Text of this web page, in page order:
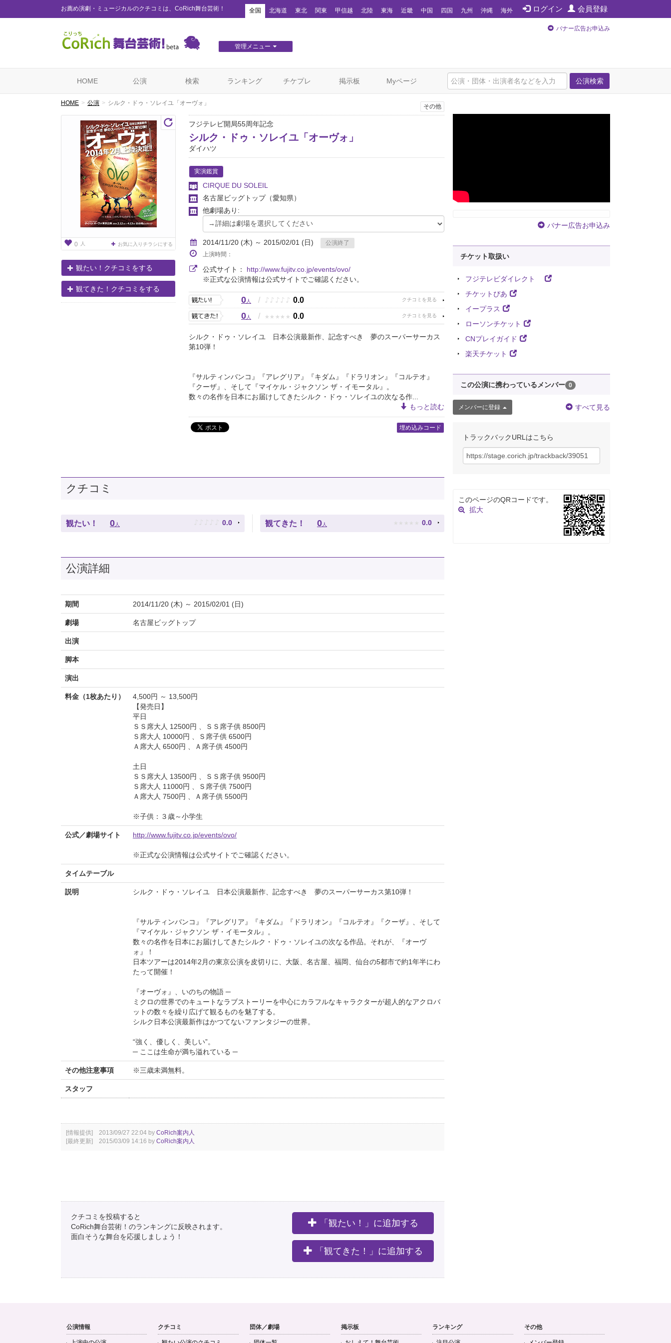
お薦め演劇・ミュージカルのクチコミは、CoRich舞台芸術！ ログイン 会員登録
全国 北海道 東北 関東 甲信越 北陸 東海 近畿 中国 四国 九州 沖縄 海外
管理メニュー
バナー広告お申込み
公演検索
HOME 公演 検索 ランキング チケプレ 掲示板 Myページ
HOME 公演 シルク・ドゥ・ソレイユ「オーヴォ」
0 人 お気に入りチラシにする
観たい！クチコミをする
観てきた！クチコミをする
その他
フジテレビ開局55周年記念
シルク・ドゥ・ソレイユ「オーヴォ」
ダイハツ
実演鑑賞
CIRQUE DU SOLEIL
名古屋ビッグトップ（愛知県）
他劇場あり:
2014/11/20 (木) ～ 2015/02/01 (日)
公演終了
上演時間：
公式サイト： http://www.fujitv.co.jp/events/ovo/
※正式な公演情報は公式サイトでご確認ください。
0人 / ♪ ♪ ♪ ♪ ♪ 0.0
0人 / ★ ★ ★ ★ ★ 0.0
シルク・ドゥ・ソレイユ 日本公演最新作、記念すべき 夢のスーパーサーカス
第10弾！
『サルティンバンコ』『アレグリア』『キダム』『ドラリオン』『コルテオ』
『クーザ』、そして『マイケル・ジャクソン ザ・イモータル』。
数々の名作を日本にお届けしてきたシルク・ドゥ・ソレイユの次なる作...
もっと読む
埋め込みコード
クチコミ
観たい！ 0 人 ♪ ♪ ♪ ♪ ♪ 0.0 観てきた！ 0 人 ★ ★ ★ ★ ★ 0.0
公演詳細
期間 2014/11/20 (木) ～ 2015/02/01 (日)
劇場 名古屋ビッグトップ
出演
脚本
演出
料金（1枚あたり）
4,500円 ～ 13,500円
【発売日】
平日
ＳＳ席大人 12500円 、ＳＳ席子供 8500円
Ｓ席大人 10000円 、Ｓ席子供 6500円
Ａ席大人 6500円 、Ａ席子供 4500円
土日
ＳＳ席大人 13500円 、ＳＳ席子供 9500円
Ｓ席大人 11000円 、Ｓ席子供 7500円
Ａ席大人 7500円 、Ａ席子供 5500円
※子供：３歳～小学生
公式／劇場サイト http://www.fujitv.co.jp/events/ovo/
※正式な公演情報は公式サイトでご確認ください。
タイムテーブル
説明 シルク・ドゥ・ソレイユ 日本公演最新作、記念すべき 夢のスーパーサーカス第10弾！
『サルティンバンコ』『アレグリア』『キダム』『ドラリオン』『コルテオ』『クーザ』、そして
『マイケル・ジャクソン ザ・イモータル』。
数々の名作を日本にお届けしてきたシルク・ドゥ・ソレイユの次なる作品。それが、『オーヴ
ォ』！
日本ツアーは2014年2月の東京公演を皮切りに、大阪、名古屋、福岡、仙台の5都市で約1年半にわ
たって開催！
『オーヴォ』、いのちの物語 ─
ミクロの世界でのキュートなラブストーリーを中心にカラフルなキャラクターが超人的なアクロバ
ットの数々を繰り広げて観るものを魅了する。
シルク日本公演最新作はかつてないファンタジーの世界。
“強く、優しく、美しい”。
─ ここは生命が満ち溢れている ─
その他注意事項 ※三歳未満無料。
スタッフ
[情報提供] 2013/09/27 22:04 by CoRich案内人
[最終更新] 2015/03/09 14:16 by CoRich案内人
クチコミを投稿すると
CoRich舞台芸術！のランキングに反映されます。
面白そうな舞台を応援しましょう！
「観たい！」に追加する
「観てきた！」に追加する
バナー広告お申込み
チケット取扱い
フジテレビダイレクト
チケットぴあ
イープラス
ローソンチケット
CNプレイガイド
楽天チケット
この公演に携わっているメンバー 0
メンバーに登録 すべて見る
トラックバックURLはこちら
このページのQRコードです。
拡大
公演情報 クチコミ 団体／劇場 掲示板 ランキング その他